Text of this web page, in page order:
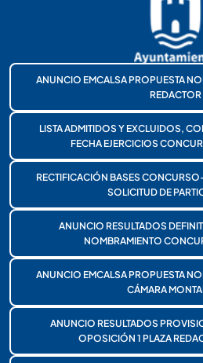
ANUNCIO EMCALSA PROPUESTA
REDACTOR
LISTA ADMITIDOS Y EXCLUIDOS,
FECHA EJERCICIOS
RECTIFICACIÓN BASES
SOLICITUD DE
ANUNCIO RESULTADOS
NOMBRAMIENTO
ANUNCIO EMCALSA PROPUESTA
CÁMARA
ANUNCIO RESULTADOS
OPOSICIÓN 1 PLAZA